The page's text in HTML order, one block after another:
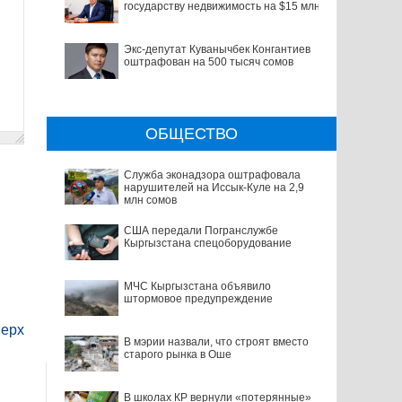
государству недвижимость на $15 млн
Экс-депутат Куванычбек Конгантиев
оштрафован на 500 тысяч сомов
ОБЩЕСТВО
Служба эконадзора оштрафовала
нарушителей на Иссык-Куле на 2,9
млн сомов
США передали Погранслужбе
Кыргызстана спецоборудование
МЧС Кыргызстана объявило
штормовое предупреждение
В мэрии назвали, что строят вместо
старого рынка в Оше
В школах КР вернули «потерянные»